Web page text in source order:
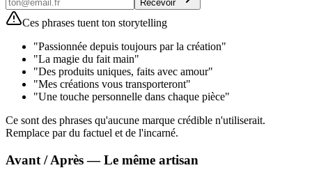
Recevoir
Ces phrases tuent ton storytelling
"Passionnée depuis toujours par la création"
"La magie du fait main"
"Des produits uniques, faits avec amour"
"Mes créations vous transporteront"
"Une touche personnelle dans chaque pièce"
Ce sont des phrases qu'aucune marque crédible n'utiliserait.
Remplace par du factuel et de l'incarné.
Avant / Après — Le même artisan